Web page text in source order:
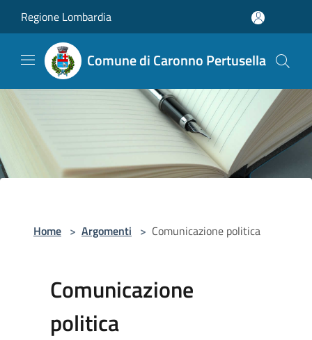
Regione Lombardia
Comune di Caronno Pertusella
Home > Argomenti > Comunicazione politica
Comunicazione
politica